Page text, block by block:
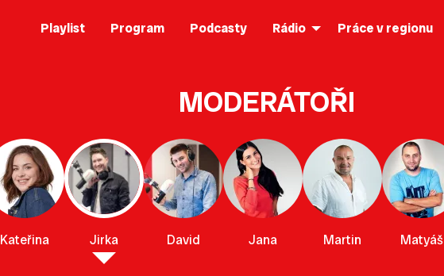
Playlist Program Podcasty Rádio Práce v regionu
MODERÁTOŘI
Kateřina Jirka David Jana Martin Matyáš